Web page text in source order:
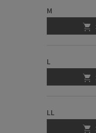
M
L
LL